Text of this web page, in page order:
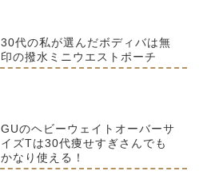
30代の私が選んだボディバは無
印の撥水ミニウエストポーチ
GUのヘビーウェイトオーバーサ
イズTは30代痩せすぎさんでも
かなり使える！